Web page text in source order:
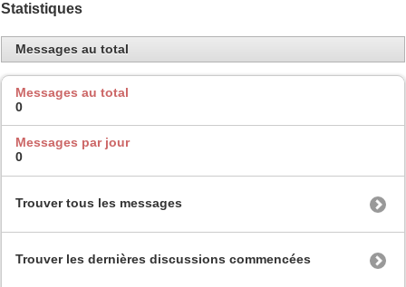
Statistiques
Messages au total
Messages au total
0
Messages par jour
0
Trouver tous les messages
Trouver les dernières discussions commencées